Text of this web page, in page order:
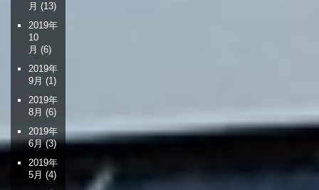
月 (13)
2019年
10
月 (6)
2019年
9月 (1)
2019年
8月 (6)
2019年
6月(3)
2019年
5月 (4)